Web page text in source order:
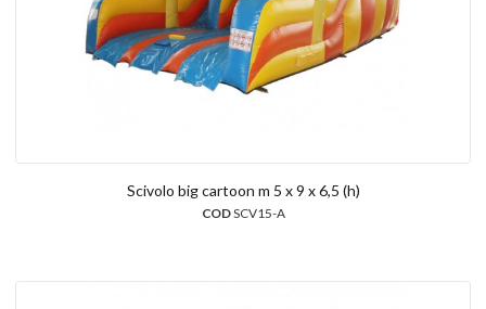
Scivolo big cartoon m 5 x 9 x 6,5 (h)
CODSCV15-A